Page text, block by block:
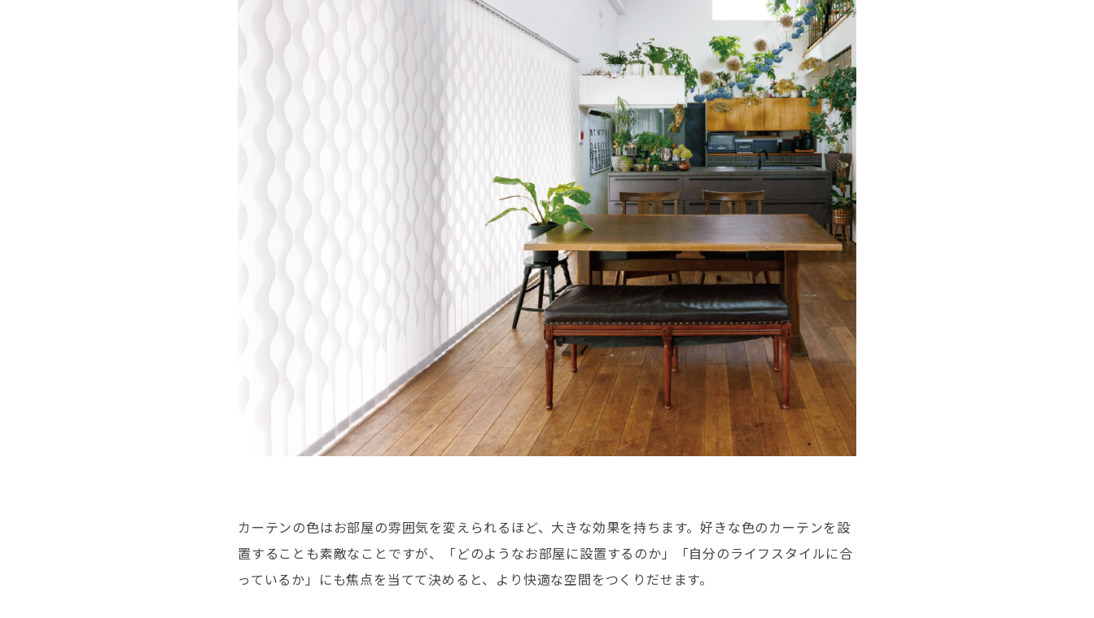
カーテンの色はお部屋の雰囲気を変えられるほど、大きな効果を持ちます。好きな色のカーテンを設
置することも素敵なことですが、「どのようなお部屋に設置するのか」「自分のライフスタイルに合
っているか」にも焦点を当てて決めると、より快適な空間をつくりだせます。